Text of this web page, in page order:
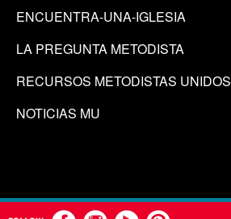
ENCUENTRA-UNA-IGLESIA
LA PREGUNTA METODISTA
RECURSOS METODISTAS UNIDOS
NOTICIAS MU